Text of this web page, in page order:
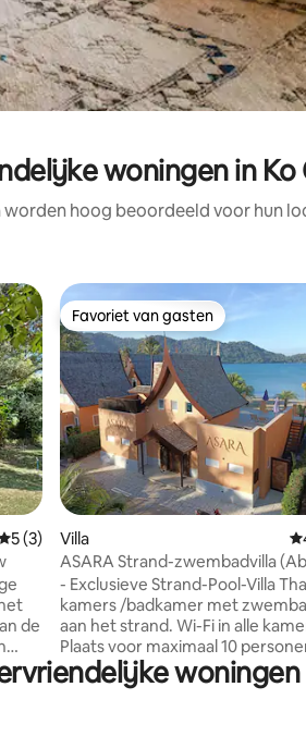
woningen in
hoog beoordeeld voor hun
beoordeling van 5 op 5, 3
5 (3)
Favoriet van gasten
Favoriet van gasten
Villa
ASARA Strand-zwembadvilla
Beachfront)
- Exclusieve Strand-Pool-Villa Thai
kamers /badkamer met
aan het strand. Wi-Fi in alle kamers -
Plaats voor maximaal 10
Keuken volledig uitgerust met
Nespresso-koffiezetapparaat,